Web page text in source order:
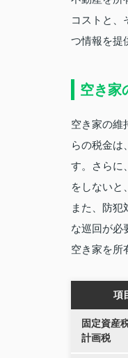
コストと、
つ情報を提
空き家
空き家の維
らの税金は
す。さらに
をしないと
また、防犯
な巡回が必
空き家を所
項
固定資産
計画税